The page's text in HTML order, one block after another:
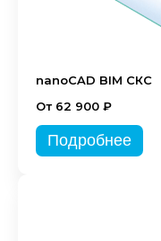
nanoCAD BIM СКС
От 62 900 ₽
Подробнее